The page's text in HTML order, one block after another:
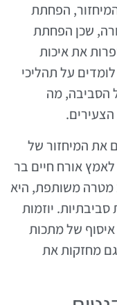
הפחתת
שכן הפחתת
את איכות
על תהליכי
הסביבה, מה
את המיחזור של
לאמץ אורח חיים בר
מטרה משותפת, היא
סביבתיות. יוזמות
איסוף של מתכות
מחזקות את